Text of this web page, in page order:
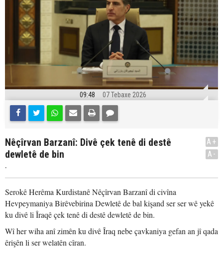
09:48 07 Tebaxe 2026
Nêçîrvan Barzanî: Divê çek tenê di destê
dewletê de bin
.
A+
A-
Serokê Herêma Kurdistanê Nêçîrvan Barzanî di civîna
Hevpeymaniya Birêvebirina Dewletê de bal kişand ser ser wê yekê
ku divê li Îraqê çek tenê di destê dewletê de bin.
Wî her wiha anî zimên ku divê Îraq nebe çavkaniya gefan an jî qada
êrişên li ser welatên cîran.